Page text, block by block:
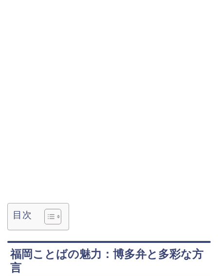
目次
福岡ことばの魅力：博多弁と多彩な方
言